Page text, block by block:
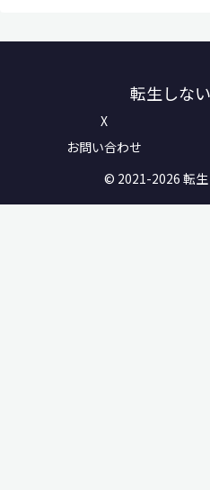
転生しな
X
お問い合わせ
© 2021-2026 転生